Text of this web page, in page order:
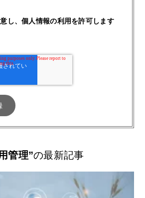
意し、個人情報の利用を許可します
管理”の最新記事